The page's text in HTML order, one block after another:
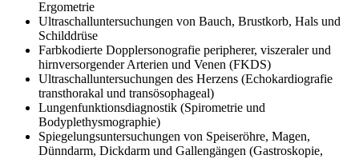
Ergometrie
Ultraschalluntersuchungen von Bauch, Brustkorb, Hals und
Schilddrüse
Farbkodierte Dopplersonografie peripherer, viszeraler und
hirnversorgender Arterien und Venen (FKDS)
Ultraschalluntersuchungen des Herzens (Echokardiografie
transthorakal und transösophageal)
Lungenfunktionsdiagnostik (Spirometrie und
Bodyplethysmographie)
Spiegelungsuntersuchungen von Speiseröhre, Magen,
Dünndarm, Dickdarm und Gallengängen (Gastroskopie,